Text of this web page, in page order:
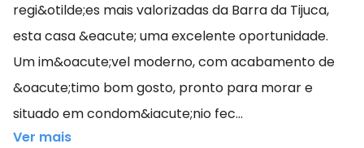
regi&otilde;es mais valorizadas da Barra da Tijuca,
esta casa &eacute; uma excelente oportunidade.
Um im&oacute;vel moderno, com acabamento de
&oacute;timo bom gosto, pronto para morar e
situado em condom&iacute;nio fec...
Ver mais